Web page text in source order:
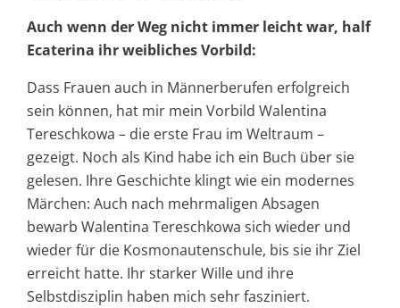
Auch wenn der Weg nicht immer leicht war, half
Ecaterina ihr weibliches Vorbild:
Dass Frauen auch in Männerberufen erfolgreich
sein können, hat mir mein Vorbild Walentina
Tereschkowa – die erste Frau im Weltraum –
gezeigt. Noch als Kind habe ich ein Buch über sie
gelesen. Ihre Geschichte klingt wie ein modernes
Märchen: Auch nach mehrmaligen Absagen
bewarb Walentina Tereschkowa sich wieder und
wieder für die Kosmonautenschule, bis sie ihr Ziel
erreicht hatte. Ihr starker Wille und ihre
Selbstdisziplin haben mich sehr fasziniert.